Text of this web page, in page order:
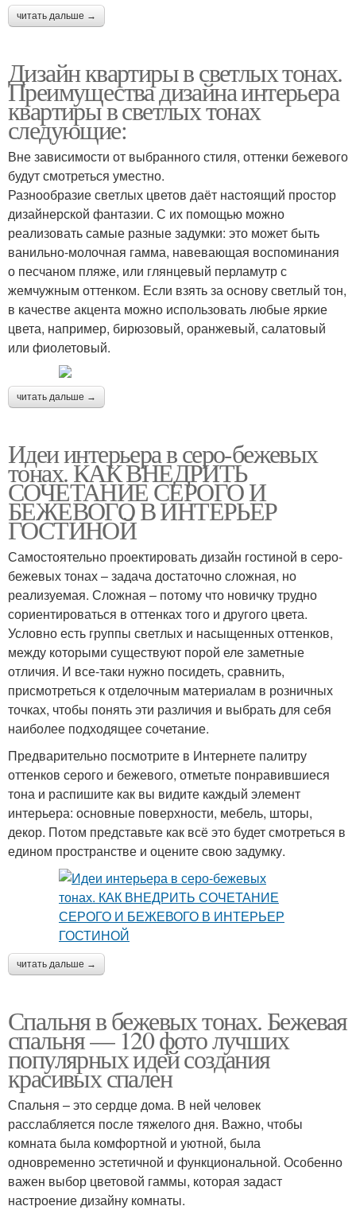
читать дальше →
Дизайн квартиры в светлых тонах.
Преимущества дизайна интерьера
квартиры в светлых тонах
следующие:
Вне зависимости от выбранного стиля, оттенки бежевого
будут смотреться уместно.
Разнообразие светлых цветов даёт настоящий простор
дизайнерской фантазии. С их помощью можно
реализовать самые разные задумки: это может быть
ванильно-молочная гамма, навевающая воспоминания
о песчаном пляже, или глянцевый перламутр с
жемчужным оттенком. Если взять за основу светлый тон,
в качестве акцента можно использовать любые яркие
цвета, например, бирюзовый, оранжевый, салатовый
или фиолетовый.
читать дальше →
Идеи интерьера в серо-бежевых
тонах. КАК ВНЕДРИТЬ
СОЧЕТАНИЕ СЕРОГО И
БЕЖЕВОГО В ИНТЕРЬЕР
ГОСТИНОЙ
Самостоятельно проектировать дизайн гостиной в серо-
бежевых тонах – задача достаточно сложная, но
реализуемая. Сложная – потому что новичку трудно
сориентироваться в оттенках того и другого цвета.
Условно есть группы светлых и насыщенных оттенков,
между которыми существуют порой еле заметные
отличия. И все-таки нужно посидеть, сравнить,
присмотреться к отделочным материалам в розничных
точках, чтобы понять эти различия и выбрать для себя
наиболее подходящее сочетание.
Предварительно посмотрите в Интернете палитру
оттенков серого и бежевого, отметьте понравившиеся
тона и распишите как вы видите каждый элемент
интерьера: основные поверхности, мебель, шторы,
декор. Потом представьте как всё это будет смотреться в
едином пространстве и оцените свою задумку.
читать дальше →
Спальня в бежевых тонах. Бежевая
спальня — 120 фото лучших
популярных идей создания
красивых спален
Спальня – это сердце дома. В ней человек
расслабляется после тяжелого дня. Важно, чтобы
комната была комфортной и уютной, была
одновременно эстетичной и функциональной. Особенно
важен выбор цветовой гаммы, которая задаст
настроение дизайну комнаты.